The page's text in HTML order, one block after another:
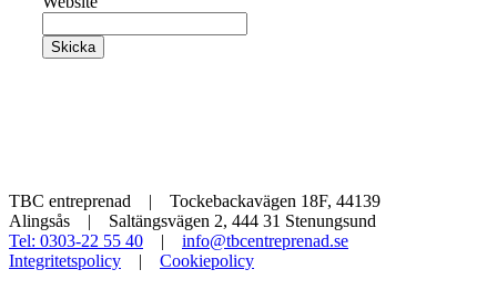
Skicka
TBC entreprenad | Tockebackavägen 18F, 44139
Alingsås | Saltängsvägen 2, 444 31 Stenungsund
Tel: 0303-22 55 40 | info@tbcentreprenad.se
Integritetspolicy | Cookiepolicy